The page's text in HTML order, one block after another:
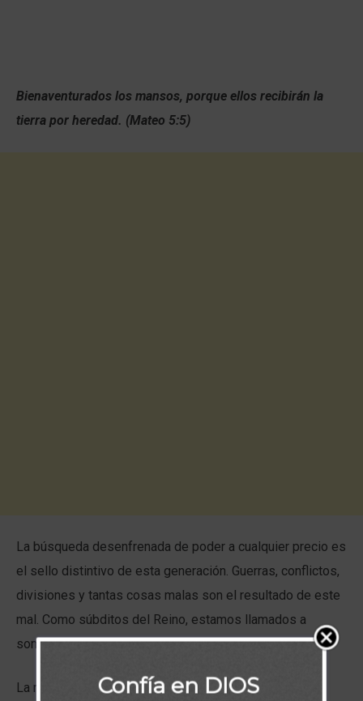
Bienaventurados los mansos, porque ellos recibirán la
tierra por heredad. (Mateo 5:5)
La búsqueda desenfrenada de poder a cualquier precio es
el sello distintivo de esta generación. Guerras, conflictos,
divisiones y tantas cosas malas son el resultado de este
mal. Como súbditos del Reino, estamos llamados a
someternos humildemente a Dios.
La mansedumbre bíblica es el resultado del toque de
Confía en DIOS